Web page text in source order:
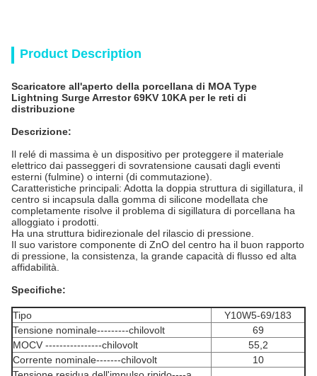
Product Description
Scaricatore all'aperto della porcellana di MOA Type
Lightning Surge Arrestor 69KV 10KA per le reti di
distribuzione
Descrizione:
Il relé di massima è un dispositivo per proteggere il materiale
elettrico dai passeggeri di sovratensione causati dagli eventi
esterni (fulmine) o interni (di commutazione).
Caratteristiche principali: Adotta la doppia struttura di sigillatura, il
centro si incapsula dalla gomma di silicone modellata che
completamente risolve il problema di sigillatura di porcellana ha
alloggiato i prodotti.
Ha una struttura bidirezionale del rilascio di pressione.
Il suo varistore componente di ZnO del centro ha il buon rapporto
di pressione, la consistenza, la grande capacità di flusso ed alta
affidabilità.
Specifiche:
Tipo
Y10W5-69/183
Tensione nominale---------chilovolt
69
MOCV ----------------chilovolt
55,2
Corrente nominale-------chilovolt
10